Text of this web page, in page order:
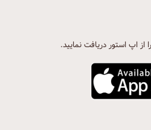
از اپ استور دریافت نمایید.